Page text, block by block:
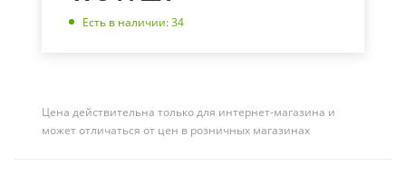
Есть в наличии: 34
Цена действительна только для интернет-магазина и
может отличаться от цен в розничных магазинах